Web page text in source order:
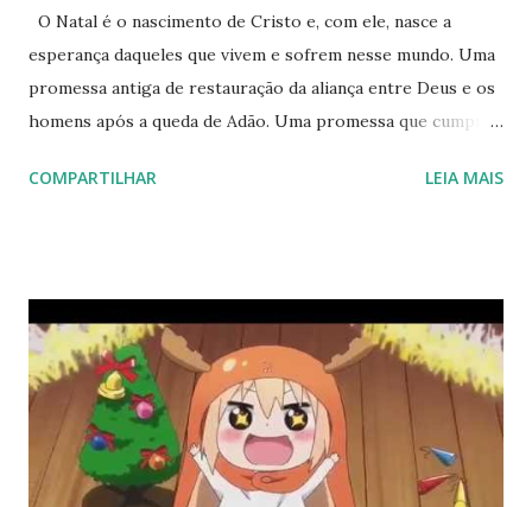
O Natal é o nascimento de Cristo e, com ele, nasce a
esperança daqueles que vivem e sofrem nesse mundo. Uma
promessa antiga de restauração da aliança entre Deus e os
homens após a queda de Adão. Uma promessa que cumpriu
Copilot: "O nascimento de Jesus Cristo cumpriu diversas
nascimento de Jesus: Nascimento de uma Virgem : O
profeta Isaías anunciou que uma virgem daria à luz um filho,
e Ele seria chamado Emanuel (Isaías 7:14). Maria, mãe de
Jesus, concebeu pelo poder do Espírito Santo, cumprindo
essa profecia. Local de Nascimento : Deus especificou que
Jesus nasceria em Belém (Miquéias 5:2). Belém, apesar de
COMPARTILHAR LEIA MAIS